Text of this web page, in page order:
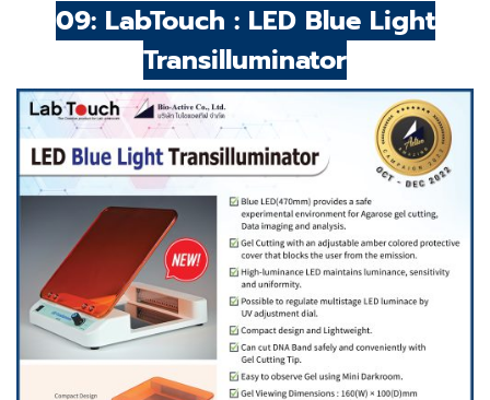
09: LabTouch : LED Blue Light
Transilluminator